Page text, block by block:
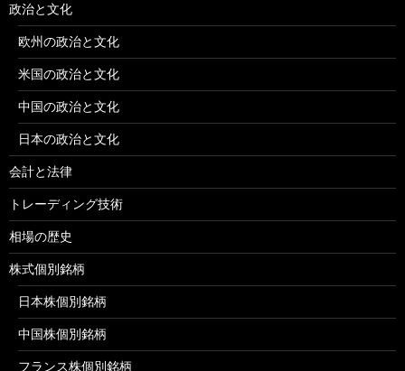
政治と文化
欧州の政治と文化
米国の政治と文化
中国の政治と文化
日本の政治と文化
会計と法律
トレーディング技術
相場の歴史
株式個別銘柄
日本株個別銘柄
中国株個別銘柄
フランス株個別銘柄